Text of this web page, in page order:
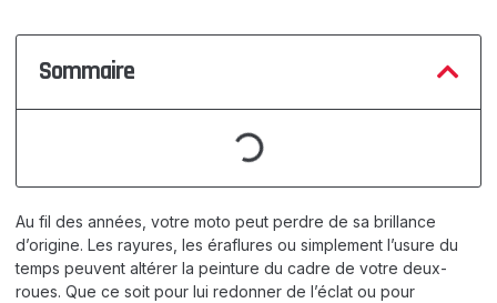
Sommaire
Au fil des années, votre moto peut perdre de sa brillance
d’origine. Les rayures, les éraflures ou simplement l’usure du
temps peuvent altérer la peinture du cadre de votre deux-
roues. Que ce soit pour lui redonner de l’éclat ou pour